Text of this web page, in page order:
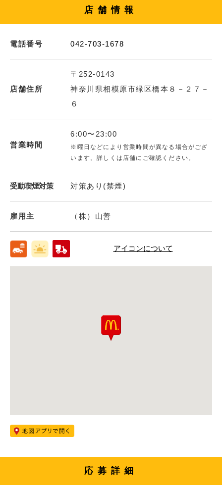
店舗情報
電話番号 042-703-1678
店舗住所
〒252-0143
神奈川県相模原市緑区橋本８－２７－
６
営業時間
6:00〜23:00
※曜日などにより営業時間が異なる場合がござ
います。詳しくは店舗にご確認ください。
受動喫煙対策 対策あり(禁煙)
雇用主 （株）山善
アイコンについて
応募詳細